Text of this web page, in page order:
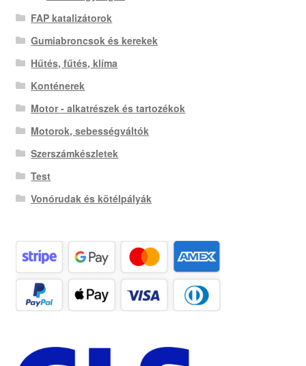
FAP katalizátorok
Gumiabroncsok és kerekek
Hűtés, fűtés, klíma
Konténerek
Motor - alkatrészek és tartozékok
Motorok, sebességváltók
Szerszámkészletek
Test
Vonórudak és kötélpályák